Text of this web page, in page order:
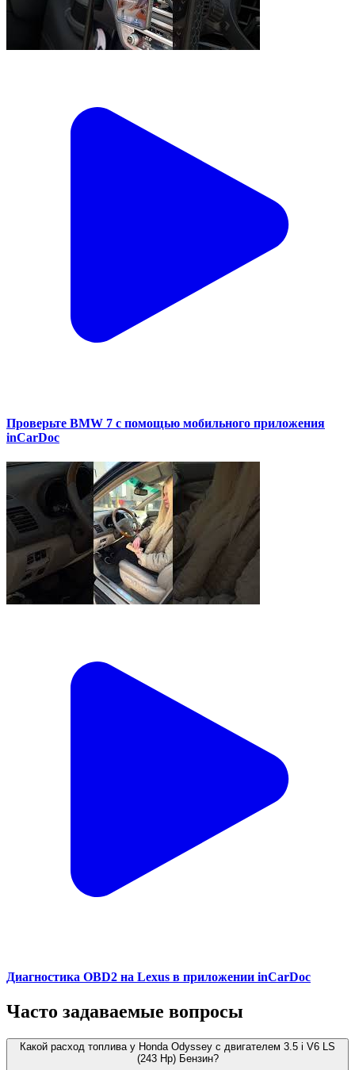
Проверьте BMW 7 с помощью мобильного приложения
inCarDoc
Диагностика OBD2 на Lexus в приложении inCarDoc
Часто задаваемые вопросы
Какой расход топлива у Honda Odyssey с двигателем 3.5 i V6 LS
(243 Hp) Бензин?